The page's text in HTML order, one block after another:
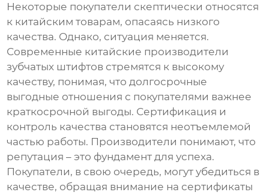
Некоторые покупатели скептически относятся
к китайским товарам, опасаясь низкого
качества. Однако, ситуация меняется.
Современные китайские производители
зубчатых штифтов стремятся к высокому
качеству, понимая, что долгосрочные
выгодные отношения с покупателями важнее
краткосрочной выгоды. Сертификация и
контроль качества становятся неотъемлемой
частью работы. Производители понимают, что
репутация – это фундамент для успеха.
Покупатели, в свою очередь, могут убедиться в
качестве, обращая внимание на сертификаты